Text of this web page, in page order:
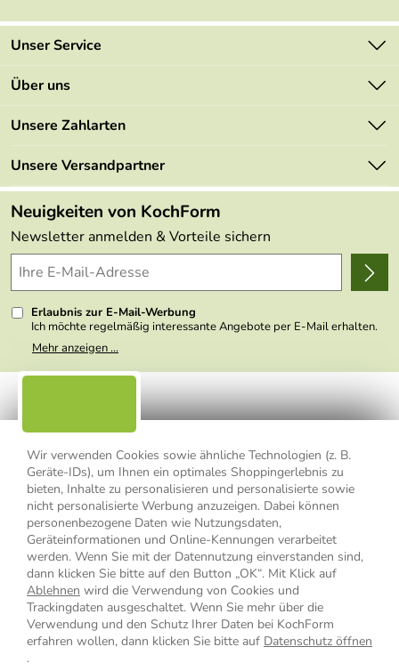
Wir verwenden Cookies sowie ähnliche Technologien (z. B.
Geräte-IDs), um Ihnen ein optimales Shoppingerlebnis zu
bieten, Inhalte zu personalisieren und personalisierte sowie
nicht personalisierte Werbung anzuzeigen. Dabei können
personenbezogene Daten wie Nutzungsdaten,
Geräteinformationen und Online-Kennungen verarbeitet
werden. Wenn Sie mit der Datennutzung einverstanden sind,
dann klicken Sie bitte auf den Button „OK“. Mit Klick auf
Ablehnen wird die Verwendung von Cookies und
Trackingdaten ausgeschaltet. Wenn Sie mehr über die
Verwendung und den Schutz Ihrer Daten bei KochForm
erfahren wollen, dann klicken Sie bitte auf Datenschutz öffnen
.
Unser Service
Kontakt
Mehrwertsteuerfrei
Retourenportal
FAQs
Lieferbedingungen
Delivery Terms
Kundenlogin
Über uns
Marken
Angebote
Made in Germany
Themen
Wir über uns
Presse
Unsere Zahlarten
Unsere Versandpartner
Neuigkeiten von KochForm
Newsletter anmelden & Vorteile sichern
Erlaubnis zur E-Mail-Werbung
Ich möchte regelmäßig interessante Angebote per E-Mail erhalten.
Meine E-Mail-Adresse wird nicht an andere Unternehmen
weitergegeben. Zu statistischen Zwecken wird in anonymer Form
nicht erkennbar, welche konkrete Person geklickt hat. Diese
kann ich jederzeit mit Wirkung für die Zukunft widerrufen, indem ich
den Link "Abmelden" am Ende des Newsletters anklicke oder die
Option Newsletter im Mitgliederbereich deaktiviere. Die
Datenschutzerklärung
habe ich zur Kenntnis genommen.
Mehr anzeigen ...
Impressum Datenschutzerklärung
AGB
Widerrufsbelehrung
Widerrufsformular
Vertrag widerrufen
* Alle Preisangaben inkl. MwSt., bis 49,90 € Bestellwert zzgl.
Versandkosten, ab 49,90 € Bestellwert inkl.Versandkosteninnerhalb